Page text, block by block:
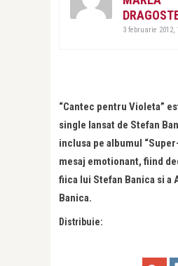
3 februarie 2012,
“Cantec pentru Violeta”
single lansat de Stefan
inclusa pe albumul
mesaj emotionant, fiind
fiica lui Stefan Banica si a
Banica.
Distribuie: